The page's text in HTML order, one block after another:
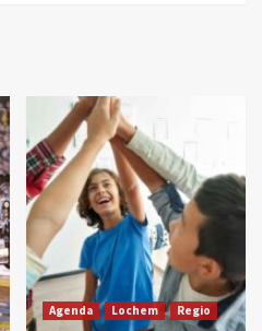
Agenda Lochem Regio